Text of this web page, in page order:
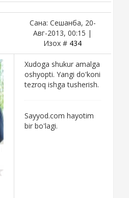
Сана: Сешанба, 20-
Авг-2013, 00:15 |
Изох # 434
Xudoga shukur amalga
oshyopti. Yangi do'koni
tezroq ishga tusherish.
Sayyod.com hayotim
bir bo'lagi.